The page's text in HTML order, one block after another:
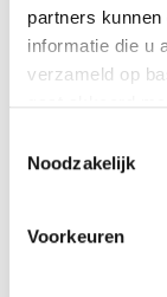
partners
informatie die u
verzameld op
Noodzakelijk
Voorkeuren